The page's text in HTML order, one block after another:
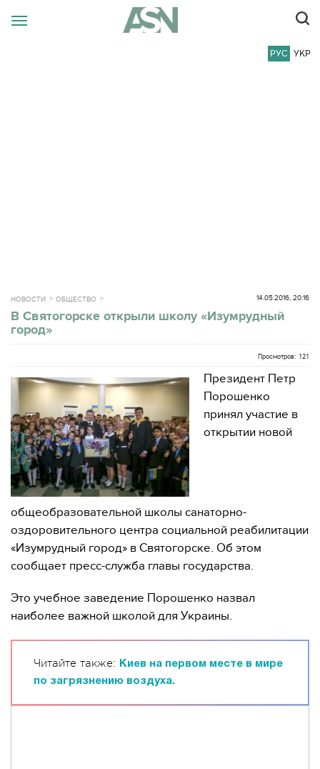
РУС УКР
НОВОСТИ ОБЩЕСТВО 14.05.2016, 20:16
В Святогорске открыли школу «Изумрудный
город»
Просмотров: 121
Президент Петр
Порошенко
принял участие в
открытии новой
общеобразовательной школы санаторно-
оздоровительного центра социальной реабилитации
«Изумрудный город» в Святогорске. Об этом
сообщает пресс-служба главы государства.
Это учебное заведение Порошенко назвал
наиболее важной школой для Украины.
Читайте также:
Киев на первом месте в мире
по загрязнению воздуха.